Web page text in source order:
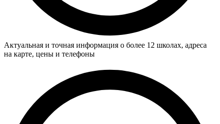
Актуальная и точная информация о более 12 школах, адреса
на карте, цены и телефоны